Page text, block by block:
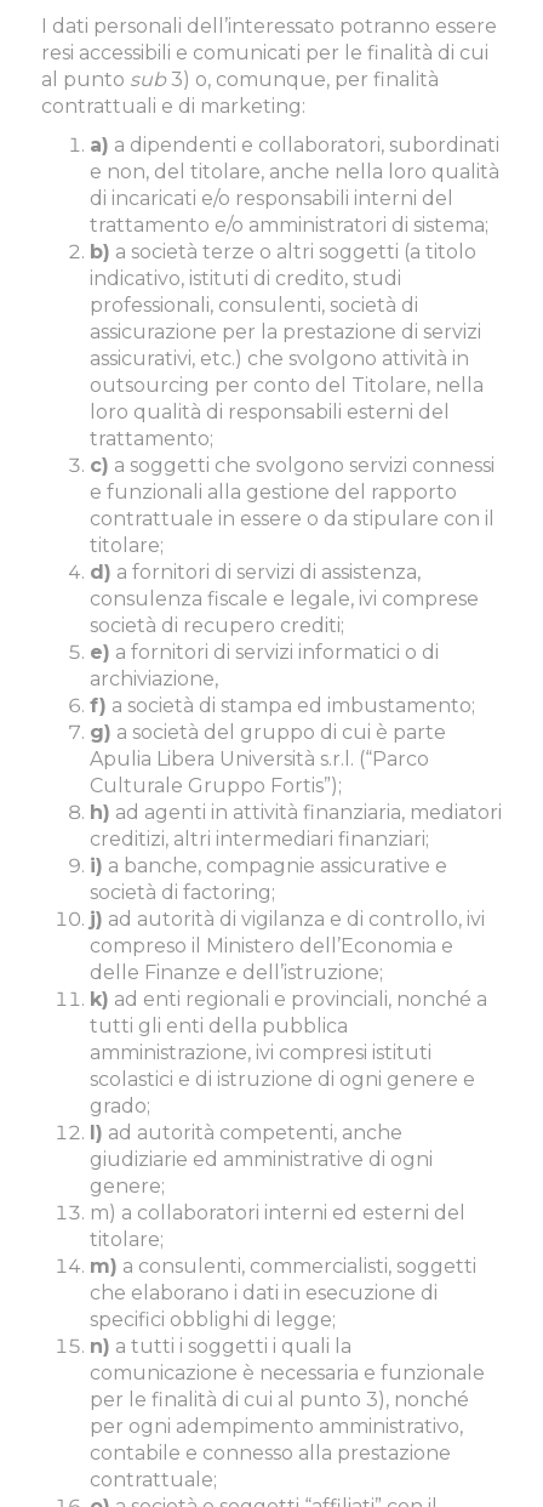
I dati personali dell’interessato potranno essere
resi accessibili e comunicati per le finalità di cui
al punto sub3) o, comunque, per finalità
contrattuali e di marketing:
a) a dipendenti e collaboratori, subordinati
e non, del titolare, anche nella loro qualità
di incaricati e/o responsabili interni del
trattamento e/o amministratori di sistema;
b) a società terze o altri soggetti (a titolo
indicativo, istituti di credito, studi
professionali, consulenti, società di
assicurazione per la prestazione di servizi
assicurativi, etc.) che svolgono attività in
outsourcing per conto del Titolare, nella
loro qualità di responsabili esterni del
trattamento;
c) a soggetti che svolgono servizi connessi
e funzionali alla gestione del rapporto
contrattuale in essere o da stipulare con il
titolare;
d) a fornitori di servizi di assistenza,
consulenza fiscale e legale, ivi comprese
società di recupero crediti;
e) a fornitori di servizi informatici o di
archiviazione,
f) a società di stampa ed imbustamento;
g) a società del gruppo di cui è parte
Apulia Libera Università s.r.l. (“Parco
Culturale Gruppo Fortis”);
h) ad agenti in attività finanziaria, mediatori
creditizi, altri intermediari finanziari;
i) a banche, compagnie assicurative e
società di factoring;
j) ad autorità di vigilanza e di controllo, ivi
compreso il Ministero dell’Economia e
delle Finanze e dell’istruzione;
k) ad enti regionali e provinciali, nonché a
tutti gli enti della pubblica
amministrazione, ivi compresi istituti
scolastici e di istruzione di ogni genere e
grado;
l) ad autorità competenti, anche
giudiziarie ed amministrative di ogni
genere;
m) a collaboratori interni ed esterni del
titolare;
m) a consulenti, commercialisti, soggetti
che elaborano i dati in esecuzione di
specifici obblighi di legge;
n) a tutti i soggetti i quali la
comunicazione è necessaria e funzionale
per le finalità di cui al punto 3), nonché
per ogni adempimento amministrativo,
contabile e connesso alla prestazione
contrattuale;